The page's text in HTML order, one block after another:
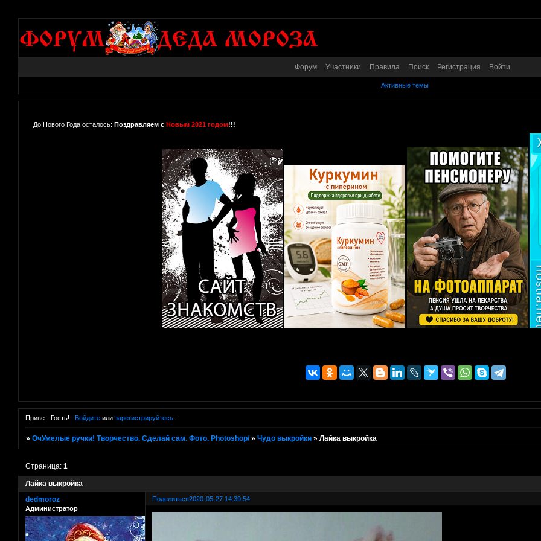
Форум Участники Правила Поиск Регистрация Войти
Активные темы
До Нового Года осталось: Поздравляем с Новым 2021 годом!!!
Привет, Гость! Войдитеили зарегистрируйтесь.
»ОчУмелые ручки! Творчество. Сделай сам. Фото. Photoshop/ »Чудо выкройки »Лайка выкройка
Лайка выкройка
Страница:1
Поделиться2020-05-27 14:39:54
dedmoroz
Администратор